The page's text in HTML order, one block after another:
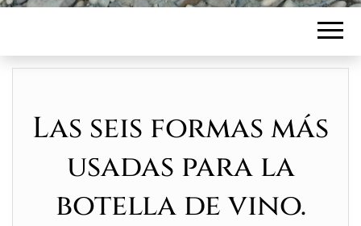
Las seis formas más
usadas para la
botella de vino.